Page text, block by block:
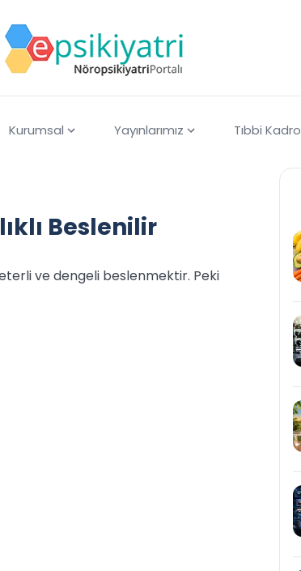
Kurumsal Yayınlarımız Tıbbi Kadro
Beslenilir
ve dengeli beslenmektir. Peki